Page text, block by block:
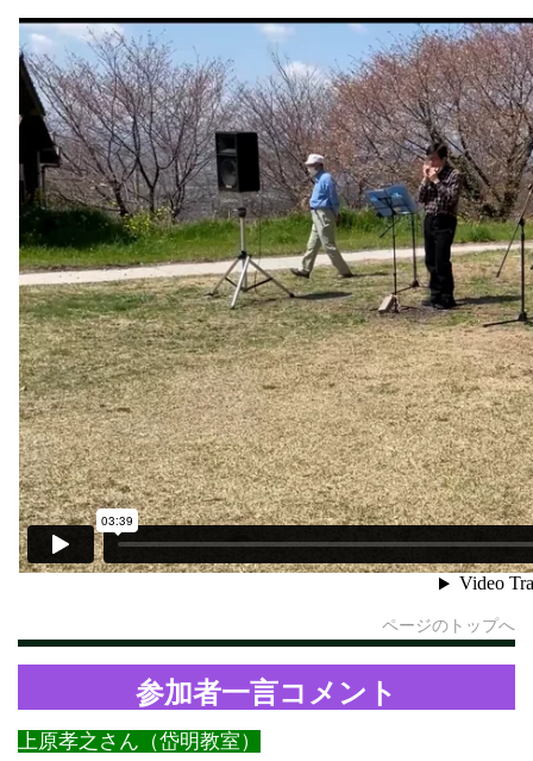
ページのトップへ
参加者一言コメント
上原孝之さん（岱明教室）